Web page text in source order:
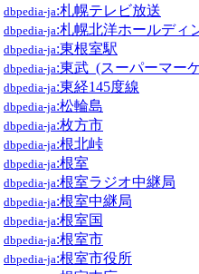
dbpedia-ja:札幌テレビ放送
dbpedia-ja:札幌北洋ホールディ
dbpedia-ja:東根室駅
dbpedia-ja:東武_(スーパーマー
dbpedia-ja:東経145度線
dbpedia-ja:松輪島
dbpedia-ja:枚方市
dbpedia-ja:根北峠
dbpedia-ja:根室
dbpedia-ja:根室ラジオ中継局
dbpedia-ja:根室中継局
dbpedia-ja:根室国
dbpedia-ja:根室市
dbpedia-ja:根室市役所